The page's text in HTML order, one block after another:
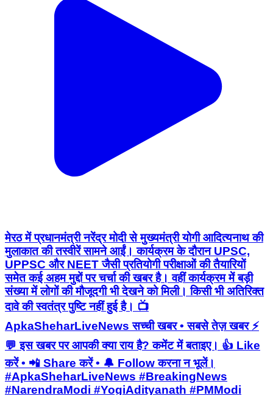
मेरठ में प्रधानमंत्री नरेंद्र मोदी से मुख्यमंत्री योगी आदित्यनाथ की
मुलाकात की तस्वीरें सामने आईं। कार्यक्रम के दौरान UPSC,
UPPSC और NEET जैसी प्रतियोगी परीक्षाओं की तैयारियों
समेत कई अहम मुद्दों पर चर्चा की खबर है। वहीं कार्यक्रम में बड़ी
संख्या में लोगों की मौजूदगी भी देखने को मिली। किसी भी अतिरिक्त
दावे की स्वतंत्र पुष्टि नहीं हुई है। 📺
ApkaSheharLiveNews सच्ची खबर • सबसे तेज़ खबर ⚡
💬 इस खबर पर आपकी क्या राय है? कमेंट में बताइए। 👍 Like
करें • 📲 Share करें • 🔔 Follow करना न भूलें।
#ApkaSheharLiveNews #BreakingNews
#NarendraModi #YogiAdityanath #PMModi